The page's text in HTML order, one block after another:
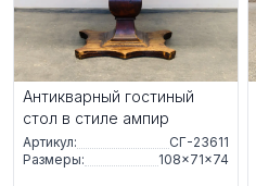
Антикварный гостиный
стол в стиле ампир
Артикул:
СГ-23611
Размеры:
108×71×74